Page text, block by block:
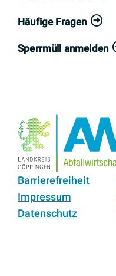
Häufige Fragen
Sperrmüll anmelden
Barrierefreiheit
Impressum
Datenschutz